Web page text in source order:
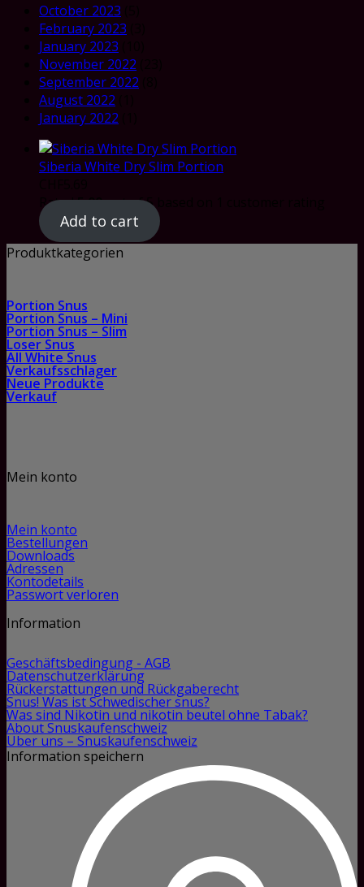
October 2023
February 2023
January 2023
November 2022
September 2022
August 2022
January 2022
Siberia White Dry Slim Portion
Rated5.00out of 5 based on
Add to cart
Produktkategorien
Portion Snus
Portion Snus – Mini
Portion Snus – Slim
Loser Snus
All White Snus
Verkaufsschlager
Neue Produkte
Verkauf
Mein konto
Mein konto
Bestellungen
Downloads
Adressen
Kontodetails
Passwort verloren
Information
Geschäftsbedingung - AGB
Datenschutzerklärung
Rückerstattungen und Rückgaberecht
Snus! Was ist Schwedischer snus?
Was sind Nikotin und nikotin beutel ohne Tabak?
About Snuskaufenschweiz
Über uns – Snuskaufenschweiz
Information speichern